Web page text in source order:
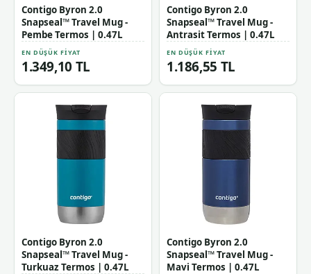
Contigo Byron 2.0
Snapseal™ Travel Mug -
Pembe Termos | 0.47L
EN DÜŞÜK FIYAT
1.349,10 TL
Contigo Byron 2.0
Snapseal™ Travel Mug -
Antrasit Termos | 0.47L
EN DÜŞÜK FIYAT
1.186,55 TL
Contigo Byron 2.0
Snapseal™ Travel Mug -
Turkuaz Termos | 0.47L
Contigo Byron 2.0
Snapseal™ Travel Mug -
Mavi Termos | 0.47L